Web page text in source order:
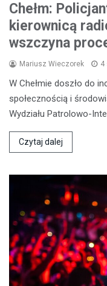
Chełm:
kierownicą
wszczyna
Mariusz Wieczorek 4
W Chełmie doszło do
społecznością i
Wydziału Patrolowo-
Czytaj dalej